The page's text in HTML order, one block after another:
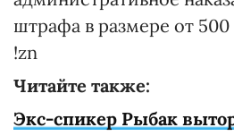
штрафа в размере от
!zn
Читайте также:
Экс-спикер Рыбак